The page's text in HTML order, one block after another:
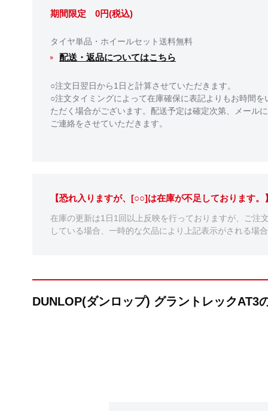
期間限定 0円(税込)
タイヤ単品・ホイールセット送料無料
配送・返品についてはこちら
○注文日翌日から1日と計算させていただきます。
○注文タイミングによって在庫確保に表記よりもお時間を
ただく場合がございます。配送予定は確定次第、メール
ご連絡をさせていただきます。
【恐れ入りますが、[○○]は在庫が不足しております
在庫の更新は1日1回以上反映を行っておりますが、ご注
している場合、一時的な欠品により上記表示がされる場
DUNLOP(ダンロップ) グラントレックAT3